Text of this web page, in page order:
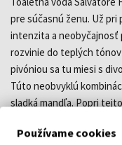
pre súčasnú ženu. Už
intenzita a neobyčajnosť
rozvinie do teplých
pivóniou sa tu miesi s
Túto neobvyklú
sladká mandľa. Popri
a zároveň podporuje
Používame cookies